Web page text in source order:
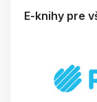
E-knihy pre